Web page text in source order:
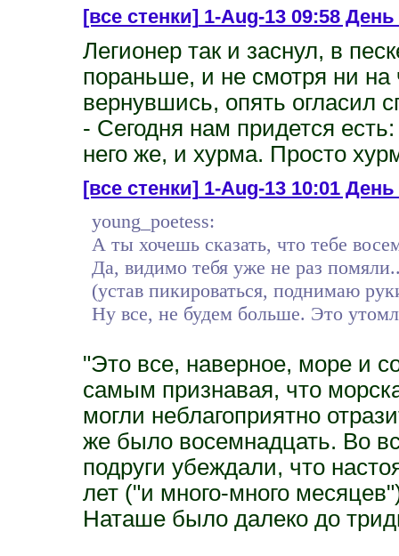
[все стенки]1-Aug-13 09:58
Легионер так и заснул, в
пораньше, и не смотря ни на
вернувшись, опять огласил
- Сегодня нам придется
него же, и хурма. Просто
[все стенки]1-Aug-13 10:01 День
young_poetess:
А ты хочешь сказать, что тебе
Да, видимо тебя уже не раз
(устав пикироваться, поднимаю
Ну все, не будем больше. Это
"Это все, наверное, море и
самым признавая, что
могли неблагоприятно
же было восемнадцать. Во
подруги убеждали, что
лет ("и много-много
Наташе было далеко до